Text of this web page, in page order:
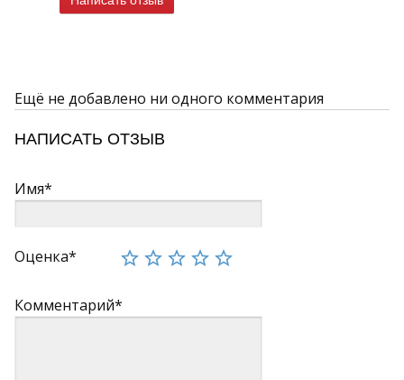
Ещё не добавлено ни одного комментария
НАПИСАТЬ ОТЗЫВ
Имя*
Оценка*
Комментарий*